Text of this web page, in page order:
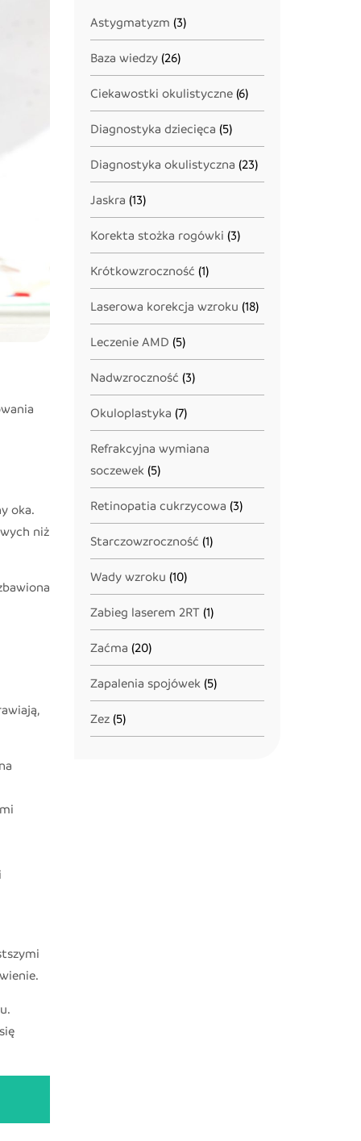
oka.
niż
Astygmatyzm (3)
Baza wiedzy (26)
Ciekawostki okulistyczne (6)
Diagnostyka dziecięca (5)
Diagnostyka okulistyczna (23)
Jaskra (13)
Korekta stożka rogówki (3)
Krótkowzroczność (1)
Laserowa korekcja wzroku (18)
Leczenie AMD (5)
Nadwzroczność (3)
Okuloplastyka (7)
Refrakcyjna wymiana
soczewek (5)
Retinopatia cukrzycowa (3)
Starczowzroczność (1)
Wady wzroku (10)
Zabieg laserem 2RT (1)
Zaćma (20)
Zapalenia spojówek (5)
Zez (5)